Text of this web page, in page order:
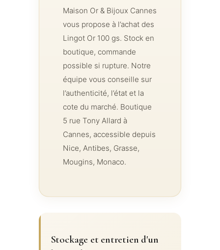
Maison Or & Bijoux Cannes
vous propose à l’achat des
Lingot Or 100 gs. Stock en
boutique, commande
possible si rupture. Notre
équipe vous conseille sur
l’authenticité, l’état et la
cote du marché. Boutique
5 rue Tony Allard à
Cannes, accessible depuis
Nice, Antibes, Grasse,
Mougins, Monaco.
Stockage et entretien d'un